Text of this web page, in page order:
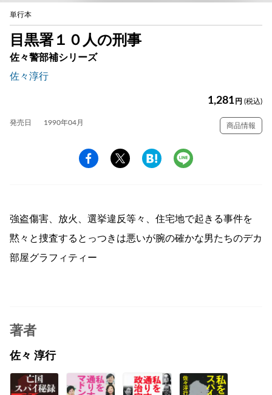
単行本
目黒署１０人の刑事
佐々警部補シリーズ
佐々淳行
1,281 円 (税込)
発売日 1990年04月 商品情報
強盗傷害、放火、選挙違反等々、住宅地で起きる事件を
黙々と捜査するとっつきは悪いが腕の確かな男たちのデカ
部屋グラフィティー
著者
佐々 淳行